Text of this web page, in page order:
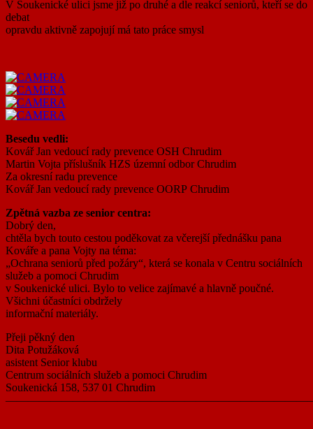
V Soukenické ulici jsme již po druhé a dle reakcí seniorů, kteří se do
debat
opravdu aktivně zapojují má tato práce smysl
​Besedu vedli:
Kovář Jan vedoucí rady prevence OSH Chrudim
​Martin Vojta příslušník HZS územní odbor Chrudim
Za okresní radu prevence
Kovář Jan vedoucí rady prevence OORP Chrudim
Zpětná vazba ze senior centra:
Dobrý den,
chtěla bych touto cestou poděkovat za včerejší přednášku pana
Kováře a pana Vojty na téma:
„Ochrana seniorů před požáry“, která se konala v Centru sociálních
služeb a pomoci Chrudim
v Soukenické ulici. Bylo to velice zajímavé a hlavně poučné.
Všichni účastníci obdržely
informační materiály.
Přeji pěkný den
Dita Potužáková
asistent Senior klubu
Centrum sociálních služeb a pomoci Chrudim
Soukenická 158, 537 01 Chrudim